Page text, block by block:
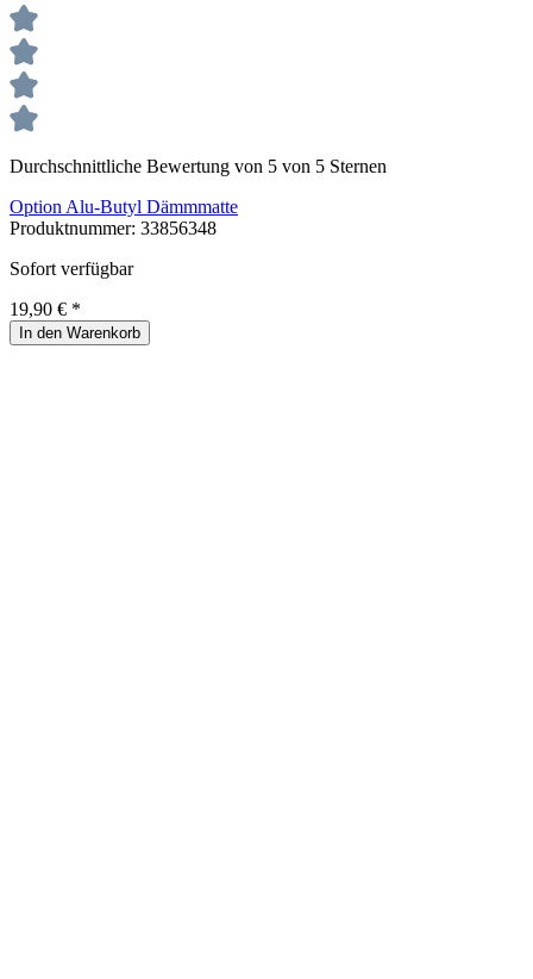
Durchschnittliche Bewertung von 5 von 5 Sternen
Option Alu-Butyl Dämmmatte
Produktnummer: 33856348
Sofort verfügbar
19,90 € *
In den Warenkorb